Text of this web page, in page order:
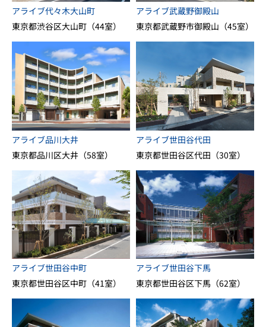
アライブ代々木大山町
東京都渋谷区大山町（44室）
アライブ武蔵野御殿山
東京都武蔵野市御殿山（45室）
アライブ品川大井
東京都品川区大井（58室）
アライブ世田谷代田
東京都世田谷区代田（30室）
アライブ世田谷中町
東京都世田谷区中町（41室）
アライブ世田谷下馬
東京都世田谷区下馬（62室）